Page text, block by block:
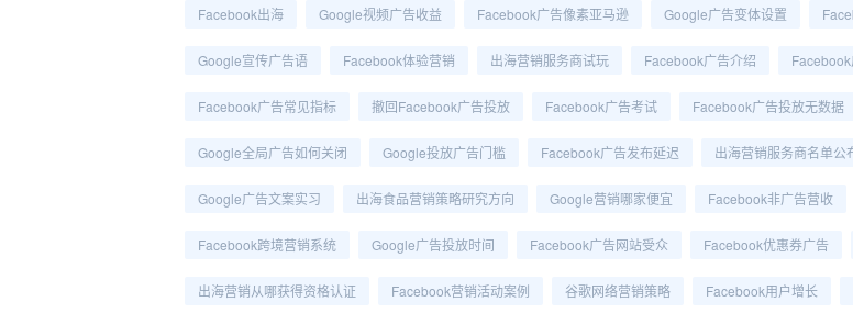
Facebook出海 Google视频广告收益 Facebook广告像素亚马逊 Google广告变体设置
Google宣传广告语 Facebook体验营销 出海营销服务商试玩 Facebook广告介绍
Facebook广告常见指标 撤回Facebook广告投放 Facebook广告考试 Facebook广告投放无数据
Google全局广告如何关闭 Google投放广告门槛 Facebook广告发布延迟 出海营销服务商名单公
Google广告文案实习 出海食品营销策略研究方向 Google营销哪家便宜 Facebook非广告营收
Facebook跨境营销系统 Google广告投放时间 Facebook广告网站受众 Facebook优惠券广告
出海营销从哪获得资格认证 Facebook营销活动案例 谷歌网络营销策略 Facebook用户增长